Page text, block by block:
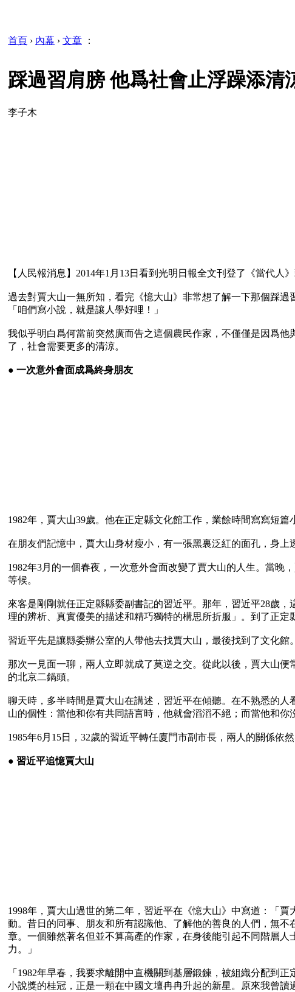
首頁 › 內幕 › 文章 ：
踩過習肩膀 他爲社會止浮躁添清
李子木
【人民報消息】2014年1月13日看到光明日報全文刊登了《當代
過去對賈大山一無所知，看完《憶大山》非常想了解一下那個踩
「咱們寫小說，就是讓人學好哩！」
我似乎明白爲何當前突然廣而告之這個農民作家，不僅僅是因爲
了，社會需要更多的清涼。
● 一次意外會面成爲終身朋友
1982年，賈大山39歲。他在正定縣文化館工作，業餘時間寫寫短
在朋友們記憶中，賈大山身材瘦小，有一張黑裏泛紅的面孔，身
1982年3月的一個春夜，一次意外會面改變了賈大山的人生。當
等候。
來客是剛剛就任正定縣縣委副書記的習近平。那年，習近平28歲
理的辨析、真實優美的描述和精巧獨特的構思所折服」。到了正定
習近平先是讓縣委辦公室的人帶他去找賈大山，最後找到了文化
那次一見面一聊，兩人立即就成了莫逆之交。從此以後，賈大山
的北京二鍋頭。
聊天時，多半時間是賈大山在講述，習近平在傾聽。在不熟悉的
山的個性：當他和你有共同語言時，他就會滔滔不絕；而當他和
1985年6月15日，32歲的習近平轉任廈門市副市長，兩人的關係依
● 習近平追憶賈大山
1998年，賈大山過世的第二年，習近平在《憶大山》中寫道：「
動。昔日的同事、朋友和所有認識他、了解他的善良的人們，無
章。一個雖然著名但並不算高產的作家，在身後能引起不同階層
力。」
「1982年早春，我要求離開中直機關到基層鍛鍊，被組織分配到
小說獎的桂冠，正是一顆在中國文壇冉冉升起的新星。原來我曾